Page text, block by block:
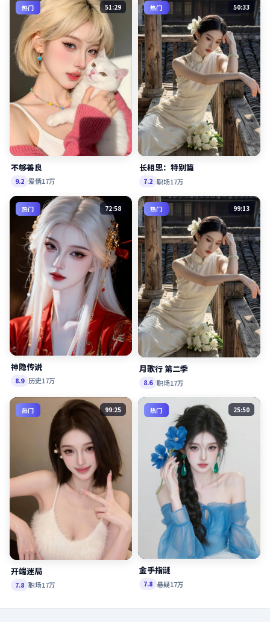
热门 51:29
不够善良
9.2 爱情17万
热门 50:33
长相思：特别篇
7.2 职场17万
热门 72:58
神隐传说
8.9 历史17万
热门 99:13
月歌行 第二季
8.6 职场17万
热门 99:25
开端迷局
7.8 职场17万
热门 25:50
金手指谜
7.8 悬疑17万